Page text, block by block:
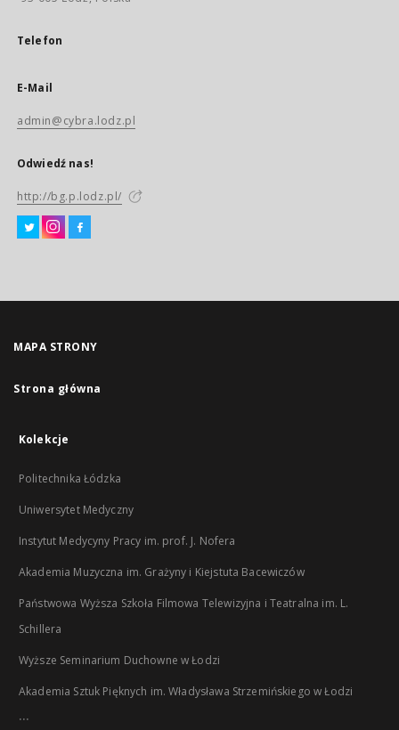
Telefon
E-Mail
admin@cybra.lodz.pl
Odwiedź nas!
http://bg.p.lodz.pl/
MAPA STRONY
Strona główna
Kolekcje
Politechnika Łódzka
Uniwersytet Medyczny
Instytut Medycyny Pracy im. prof. J. Nofera
Akademia Muzyczna im. Grażyny i Kiejstuta Bacewiczów
Państwowa Wyższa Szkoła Filmowa Telewizyjna i Teatralna im. L.
Schillera
Wyższe Seminarium Duchowne w Łodzi
Akademia Sztuk Pięknych im. Władysława Strzemińskiego w Łodzi
...